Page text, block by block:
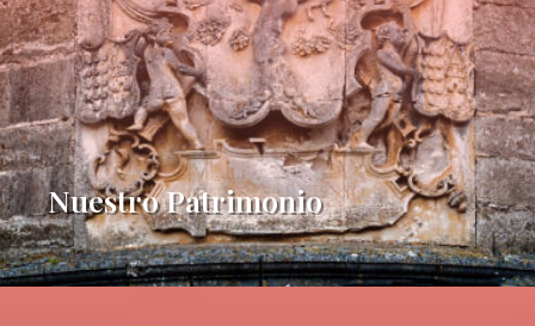
Nuestro Patrimonio